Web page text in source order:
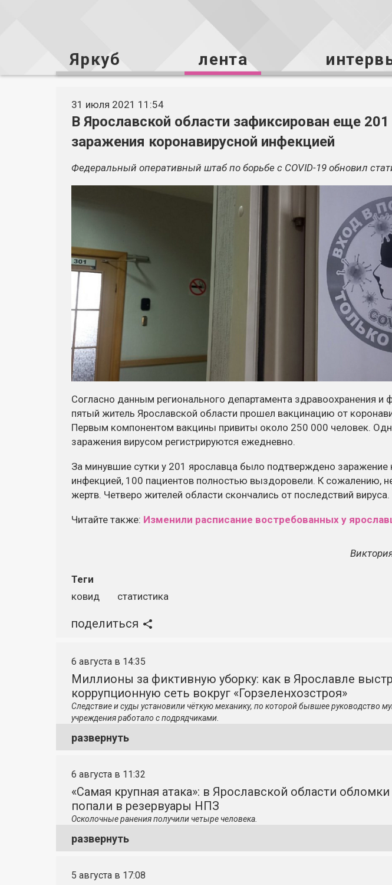
Яркуб лента
31 июля 2021 11:54
В Ярославской области зафиксирован еще 201
заражения коронавирусной инфекцией
Федеральный оперативный штаб по борьбе с COVID-19 обновил
Согласно данным регионального департамента здравоохранения
пятый житель Ярославской области прошел вакцинацию от
Первым компонентом вакцины привиты около 250 000 человек.
заражения вирусом регистрируются ежедневно.
За минувшие сутки у 201 ярославца было подтверждено заражение
инфекцией, 100 пациентов полностью выздоровели. К сожалению,
жертв. Четверо жителей области скончались от последствий вируса.
Читайте также: Изменили расписание востребованных у
Теги
ковид
статистика
поделиться
6 августа в 14:35
Миллионы за фиктивную уборку: как в Ярославле
коррупционную сеть вокруг «Горзеленхозстроя»
Следствие и суды установили чёткую механику, по которой бывшее руководство
учреждения работало с подрядчиками.
развернуть
6 августа в 11:32
«Самая крупная атака»: в Ярославской области
попали в резервуары НПЗ
Осколочные ранения получили четыре человека.
развернуть
5 августа в 17:08